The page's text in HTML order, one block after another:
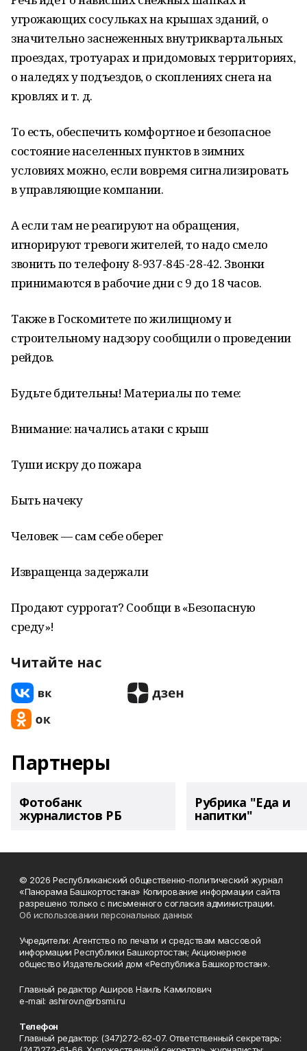
угрожающих сосульках на крышах зданий, о
значительно заснеженных внутриквартальных
проездах, тротуарах и придомовых территориях,
о наледях у подъездов, о скоплениях снега на
кровлях и т. д.
То есть, обеспечить комфортное и безопасное
состояние населенных пунктов в зимних
условиях можно, если вовремя сигнализировать
в управляющие компании.
А если там не реагируют на обращения,
игнорируют тревоги жителей, то надо смело
звонить по телефону 8-937-845-28-42. Звонки
принимаются в рабочие дни с 9 до 18 часов.
Также в Госкомитете по жилищному и
строительному надзору сообщили о проведении
рейдов.
Будьте бдительны! Материалы по теме:
Внимание: начались атаки с крыш
Туши искру до пожара
Быть начеку
Человек — сам себе оберег
Извращенца задержали
Продают суррогат? Сообщи в «Безопасную
среду»!
Читайте нас
Партнеры
Фотобанк
журналистов РБ
Рубрика "Еда и
напитки"
© 2026 Республиканский общественно-политический журнал
«Панорама Башкортостана» Копирование информации сайта
разрешено только с письменного согласия администрации.
Об использовании персональных данных
Учредители: Агентство по печати и средствам массовой
информации Республики Башкортостан; Акционерное
общество Издательский дом «Республика Башкортостан».
Главный редактор Аширов Наиль Камилович
e-mail: ashirov.n@rbsmi.ru
Телефон
Главный редактор: (347)272-62-07. Ответственный секретарь: